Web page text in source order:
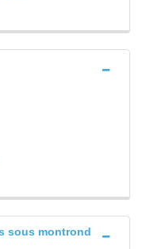
sous montrond